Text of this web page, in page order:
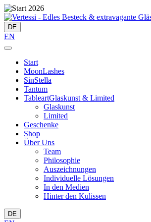
DE
EN
Start
MoonLashes
SinStella
Tantum
TableartGlaskunst & Limited
Glaskunst
Limited
Geschenke
Shop
Über Uns
Team
Philosophie
Auszeichnungen
Individuelle Lösungen
In den Medien
Hinter den Kulissen
DE